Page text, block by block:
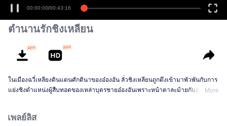
00:00:00/00:43:16
ตำนานรักชิงเหลียน
ในเมืองฉวี่เหลียงดินแดนศักดินาของอ๋องอัน ลั่วชิงเหลียนถูกดึงเข้ามาพัวพันกับการ
แย่งชิงตำแหน่งผู้สืบทอดของเหล่าบุตรชายอ๋องอันเพราะหน้าตาละม้ายกับอดีต
เมตตาฝักใฝ่ประชาของเฮ่อเหลียนซิ่น จึงตัดสินใจอยู่ช่วยเขาทำตามอุดมการณ์
More
เพลย์ลิส